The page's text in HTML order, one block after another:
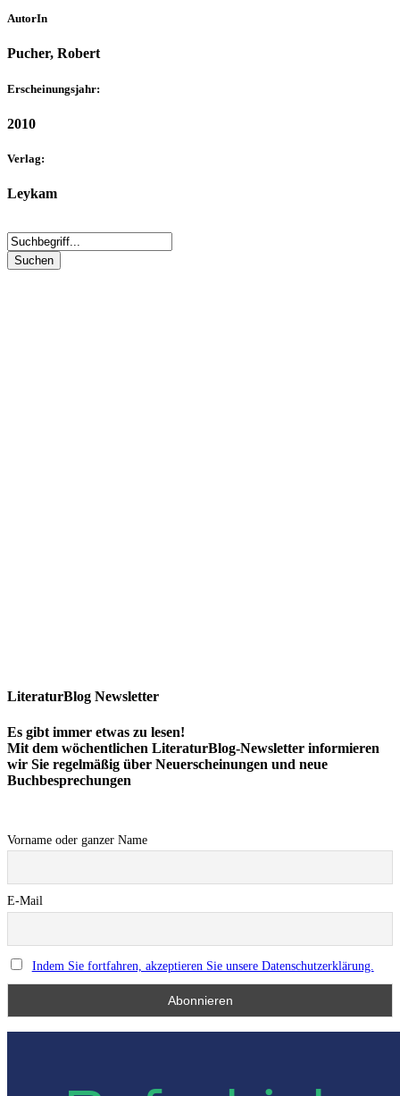
AutorIn
Pucher, Robert
Erscheinungsjahr:
2010
Verlag:
Leykam
LiteraturBlog Newsletter
Es gibt immer etwas zu lesen!
Mit dem wöchentlichen LiteraturBlog-Newsletter informieren
wir Sie regelmäßig über Neuerscheinungen und neue
Buchbesprechungen
Vorname oder ganzer Name
E-Mail
Indem Sie fortfahren, akzeptieren Sie unsere Datenschutzerklärung.